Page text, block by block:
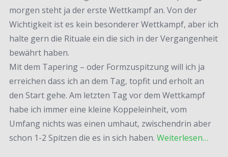
morgen steht ja der erste Wettkampf an. Von der
Wichtigkeit ist es kein besonderer Wettkampf, aber ich
halte gern die Rituale ein die sich in der Vergangenheit
bewährt haben.
Mit dem Tapering – oder Formzuspitzung will ich ja
erreichen dass ich an dem Tag, topfit und erholt an
den Start gehe. Am letzten Tag vor dem Wettkampf
habe ich immer eine kleine Koppeleinheit, vom
Umfang nichts was einen umhaut, zwischendrin aber
schon 1-2 Spitzen die es in sich haben. Weiterlesen…